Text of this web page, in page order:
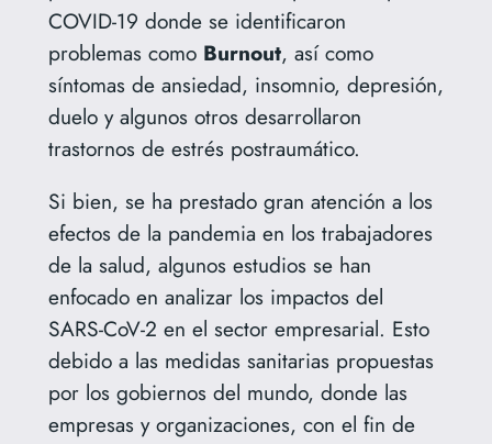
COVID-19 donde se identificaron
problemas como Burnout, así como
síntomas de ansiedad, insomnio, depresión,
duelo y algunos otros desarrollaron
trastornos de estrés postraumático.
Si bien, se ha prestado gran atención a los
efectos de la pandemia en los trabajadores
de la salud, algunos estudios se han
enfocado en analizar los impactos del
SARS-CoV-2 en el sector empresarial. Esto
debido a las medidas sanitarias propuestas
por los gobiernos del mundo, donde las
empresas y organizaciones, con el fin de